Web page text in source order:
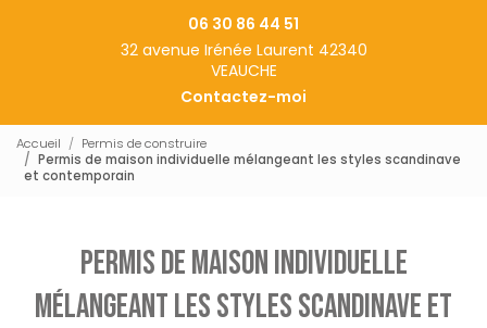
06 30 86 44 51
32 avenue Irénée Laurent 42340
VEAUCHE
Contactez-moi
Accueil
Permis de construire
Permis de maison individuelle mélangeant les styles scandinave
et contemporain
Permis de maison individuelle
mélangeant les styles scandinave et